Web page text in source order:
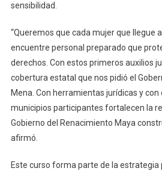
sensibilidad.
“Queremos que cada mujer que llegue
encuentre personal preparado que
derechos. Con estos primeros auxilios
cobertura estatal que nos pidió el
Mena. Con herramientas jurídicas y con
municipios participantes fortalecen la
Gobierno del Renacimiento Maya
afirmó.
Este curso forma parte de la